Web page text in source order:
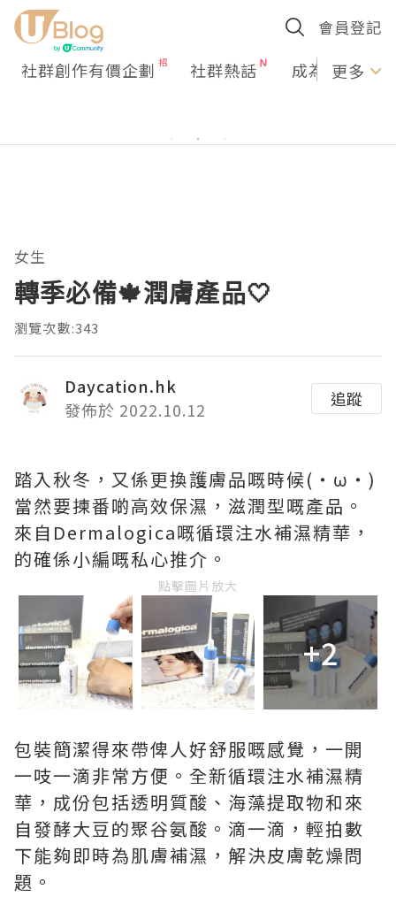
會員登記
社群創作有價企劃 社群熱話 成為U更多
女生
轉季必備🍁潤膚產品🤍
瀏覽次數:343
Daycation.hk
發佈於 2022.10.12
追蹤
踏入秋冬，又係更換護膚品嘅時候(・ω・)
當然要揀番啲高效保濕，滋潤型嘅產品。
來自Dermalogica嘅循環注水補濕精華，
的確係小編嘅私心推介。
點擊圖片放大
+2
包裝簡潔得來帶俾人好舒服嘅感覺，一開
一吱一滴非常方便。全新循環注水補濕精
華，成份包括透明質酸、海藻提取物和來
自發酵大豆的聚谷氨酸。滴一滴，輕拍數
下能夠即時為肌膚補濕，解決皮膚乾燥問
題。